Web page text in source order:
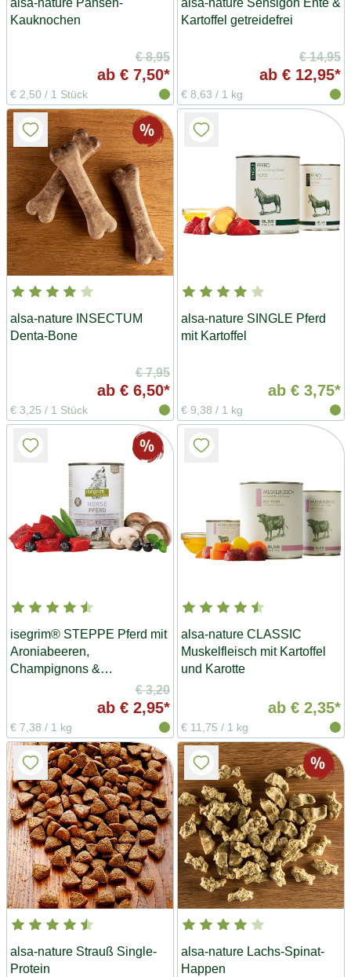
alsa-nature Pansen-
Kauknochen
€ 8,95
ab € 7,50*
€ 2,50 / 1 Stück
alsa-nature Sensigon Ente &
Kartoffel getreidefrei
€ 14,95
ab € 12,95*
€ 8,63 / 1 kg
alsa-nature INSECTUM
Denta-Bone
€ 7,95
ab € 6,50*
€ 3,25 / 1 Stück
alsa-nature SINGLE Pferd
mit Kartoffel
ab € 3,75*
€ 9,38 / 1 kg
isegrim® STEPPE Pferd mit
Aroniabeeren,
Champignons &
€ 3,20
ab € 2,95*
€ 7,38 / 1 kg
alsa-nature CLASSIC
Muskelfleisch mit Kartoffel
und Karotte
ab € 2,35*
€ 11,75 / 1 kg
alsa-nature Strauß Single-
Protein
alsa-nature Lachs-Spinat-
Happen